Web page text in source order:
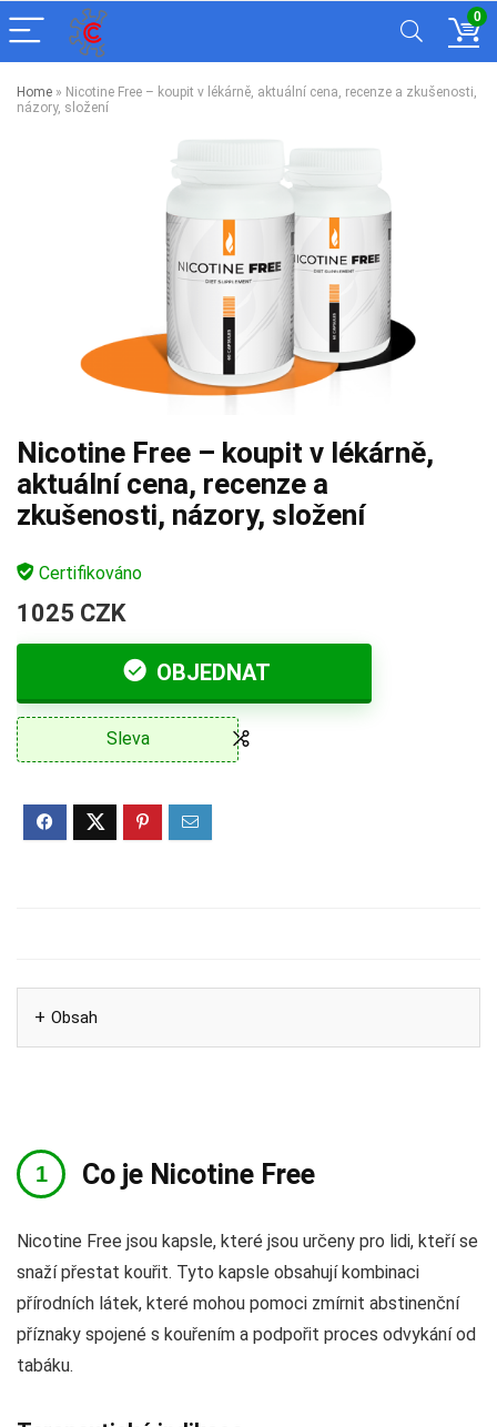
0
Home » Nicotine Free – koupit v lékárně, aktuální cena, recenze a zkušenosti,
názory, složení
Nicotine Free – koupit v lékárně,
aktuální cena, recenze a
zkušenosti, názory, složení
Certifikováno
1025 CZK
OBJEDNAT
Sleva
Obsah
Co je Nicotine Free
Nicotine Free jsou kapsle, které jsou určeny pro lidi, kteří se
snaží přestat kouřit. Tyto kapsle obsahují kombinaci
přírodních látek, které mohou pomoci zmírnit abstinenční
příznaky spojené s kouřením a podpořit proces odvykání od
tabáku.